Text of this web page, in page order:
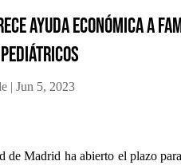
ayuda económica a
|Jun 5, 2023
de Madrid ha abierto el plazo